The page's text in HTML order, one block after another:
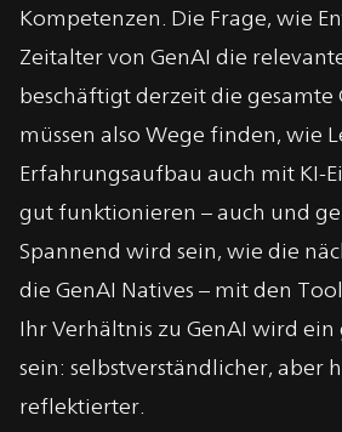
Kompetenzen. Die Frage, wie
Zeitalter von GenAI die
beschäftigt derzeit die
müssen also Wege finden, wie
Erfahrungsaufbau auch mit KI-
gut funktionieren – auch und
Spannend wird sein, wie die
die GenAI Natives – mit den
Ihr Verhältnis zu GenAI wird ein
sein: selbstverständlicher, aber
reflektierter.